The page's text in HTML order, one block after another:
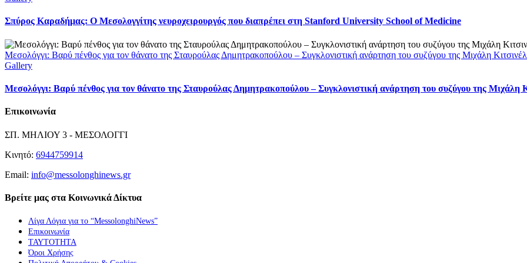
Σπύρος Καραδήμας: Ο Μεσολογγίτης νευροχειρουργός που διαπρέπει στη Stanford University School of Medicine
Μεσολόγγι: Βαρύ πένθος για τον θάνατο της Σταυρούλας Δημητρακοπούλου – Συγκλονιστική ανάρτηση του συζύγου της Μιχάλη
Gallery
Μεσολόγγι: Βαρύ πένθος για τον θάνατο της Σταυρούλας Δημητρακοπούλου – Συγκλονιστική ανάρτηση του συζύγου της Μιχάλη
Επικοινωνία
ΣΠ. ΜΗΛΙΟΥ 3 - ΜΕΣΟΛΟΓΓΙ
Κινητό: 6944759914
Email: info@messolonghinews.gr
Βρείτε μας στα Κοινωνικά Δίκτυα
Λίγα Λόγια για το “MessolonghiNews”
Επικοινωνία
ΤΑΥΤΟΤΗΤΑ
Όροι Χρήσης